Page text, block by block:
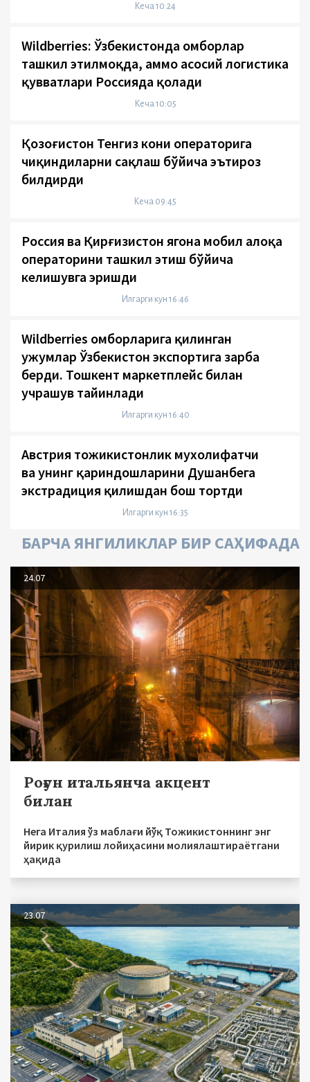
Кеча 10:24
Wildberries: Ўзбекистонда омборлар
ташкил этилмоқда, аммо асосий логистика
қувватлари Россияда қолади
Кеча 10:05
Қозоғистон Тенгиз кони операторига
чиқиндиларни сақлаш бўйича эътироз
билдирди
Кеча 09:45
Россия ва Қирғизистон ягона мобил алоқа
операторини ташкил этиш бўйича
келишувга эришди
Илгарги кун 16:46
Wildberries омборларига қилинган
ҳужумлар Ўзбекистон экспортига зарба
берди. Тошкент маркетплейс билан
учрашув тайинлади
Илгарги кун 16:40
Австрия тожикистонлик мухолифатчи
ва унинг қариндошларини Душанбега
экстрадиция қилишдан бош тортди
Илгарги кун 16:35
БАРЧА ЯНГИЛИКЛАР БИР САҲИФАДА
24.07
Роғун итальянча акцент
билан
Нега Италия ўз маблағи йўқ Тожикистоннинг энг
йирик қурилиш лойиҳасини молиялаштираётгани
ҳақида
23.07